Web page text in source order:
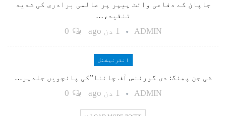
جاپان کے دفاعی وائٹ پیپر پر عالمی برادری کی شدید
تنقید،…
ADMIN 1 دن ago
انٹرنیشنل
شی جن پھنگ: دی گورننس آف چائنا”کی پانچویں جلدپر…
ADMIN 1 دن ago